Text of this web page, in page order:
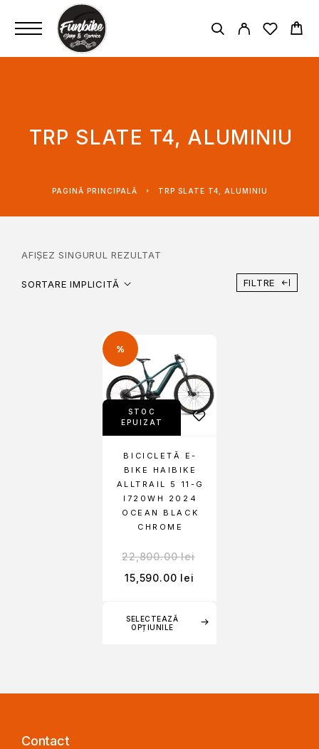
TRP SLATE T4, ALUMINIU
PAGINĂ PRINCIPALĂ TRP SLATE T4, ALUMINIU
AFIȘEZ SINGURUL REZULTAT
SORTARE IMPLICITĂ FILTRE
%
STOC
EPUIZAT
SELECTEAZĂ
OPȚIUNILE
BICICLETĂ E-
BIKE HAIBIKE
ALLTRAIL 5 11-G
I720WH 2024
OCEAN BLACK
CHROME
22,800.00lei
15,590.00 lei
Contact